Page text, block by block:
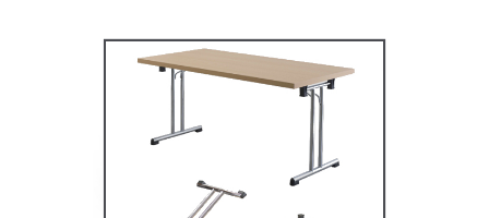
Tables Multifonctions
MOBILIER SCOLAIRE